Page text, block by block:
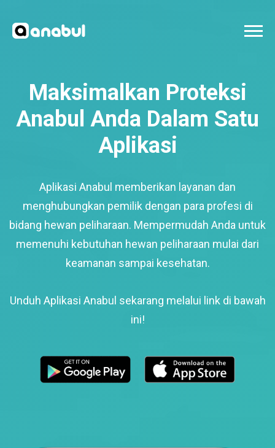
Maksimalkan Proteksi
Anabul Anda Dalam Satu
Aplikasi
Aplikasi Anabul memberikan layanan dan
menghubungkan pemilik dengan para profesi di
bidang hewan peliharaan. Mempermudah Anda untuk
memenuhi kebutuhan hewan peliharaan mulai dari
keamanan sampai kesehatan.
Unduh Aplikasi Anabul sekarang melalui link di bawah
ini!